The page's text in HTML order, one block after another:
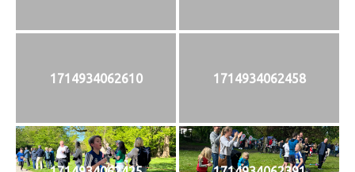
1714934062610 1714934062458